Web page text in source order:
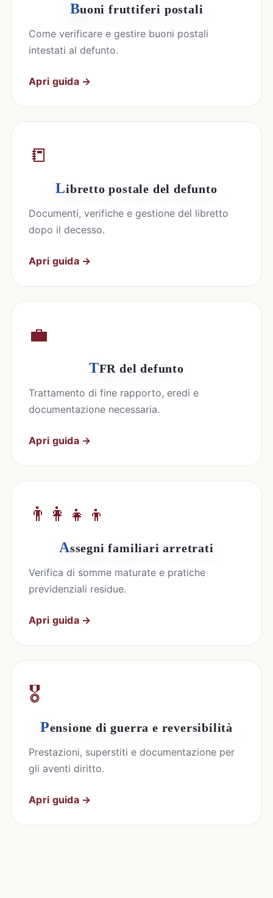
Buoni fruttiferi postali
Come verificare e gestire buoni postali
intestati al defunto.
Apri guida →
📒
Libretto postale del defunto
Documenti, verifiche e gestione del libretto
dopo il decesso.
Apri guida →
💼
TFR del defunto
Trattamento di fine rapporto, eredi e
documentazione necessaria.
Apri guida →
👨‍👩‍👧‍👦
Assegni familiari arretrati
Verifica di somme maturate e pratiche
previdenziali residue.
Apri guida →
🎖️
Pensione di guerra e reversibilità
Prestazioni, superstiti e documentazione per
gli aventi diritto.
Apri guida →